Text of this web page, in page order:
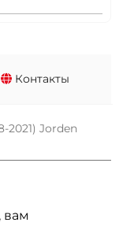
Контакты
2021) Jorden
вам